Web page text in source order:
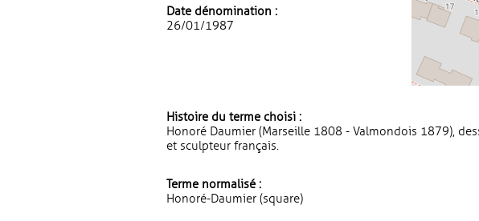
Date dénomination :
26/01/1987
Histoire du terme choisi :
Honoré Daumier (Marseille 1808 - Valmondois 1879),
et sculpteur français.
Terme normalisé :
Honoré-Daumier (square)